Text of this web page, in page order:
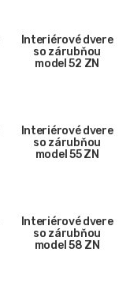
Interiérové dvere
so zárubňou
model 52 ZN
Interiérové dvere
so zárubňou
model 55 ZN
Interiérové dvere
so zárubňou
model 58 ZN